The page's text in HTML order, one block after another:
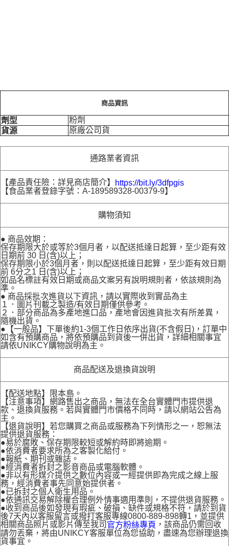
商品資訊
劑型
粉劑
貨源
原廠公司貨
通路業者資訊
【產品責任險：詳見商店簡介】
https://bit.ly/3dfpgis
【食品業者登錄字號：A-189589328-00379-9】
購物須知
● 商品效期：
保存期限大於或等於3個月者，以配送抵達日起算，至少距有效
日期前 30 日(含)以上；
保存期限小於3個月者，則以配送抵達日起算，至少距有效日期
前 6分之1 日(含)以上；
如品名標註有效日期或商品文案另有說明規則者，依該規則為
準。
● 商品採批次進貨以下資訊，請以實際收到實品為主
１．圖片刊載之製造/有效日期僅供參考。
２．部分商品為多產地進口品，產地會因進貨批次有所差異，
隨機出貨。
●【一般品】下單後約1-3個工作日依序出貨(不含假日)，訂單中
如含有預購商品，將依預購品到貨後一併出貨，詳細相關事宜
請依UNIKCY購物說明為主。
商品配送及退換貨說明
【配送地點】限本島。
【注意事項】網路售出之商品，無法在全台實體門市提供退
款、退換貨服務。若與實體門市價格不同時，請以網站公告為
主。
【退貨說明】若您購買之商品或服務為下列情形之一，恕無法
提供退貨服務：
●易於腐敗、保存期限較短或解約時即將逾期。
●依消費者要求所為之客製化給付。
●報紙、期刊或雜誌。
●經消費者拆封之影音商品或電腦軟體。
●非以有形媒介提供之數位內容或一經提供即為完成之線上服
務，經消費者事先同意始提供者。
●已拆封之個人衛生用品。
●依通訊交易解除權合理例外情事適用準則，不提供退貨服務。
●收到商品後如發現有瑕疵、破損、缺件或規格不符，請於到貨
後7天內以客服留言或撥打客服專線0800-889-898轉1，並提供
相關商品照片或影片傳至我司 官方粉絲專頁 ，該商品仍需回收
請勿丟棄，將由UNIKCY客服單位為您協助，盡速為您辦理退換
貨事宜。